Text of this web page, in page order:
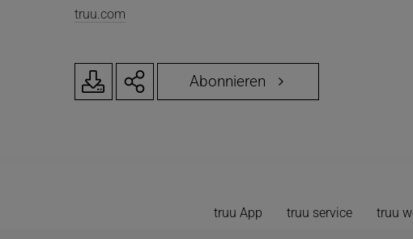
truu.com
Abonnieren
truu App truu service truu